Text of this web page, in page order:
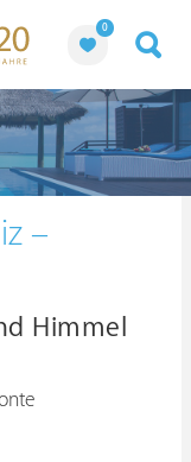
0
–
Himmel